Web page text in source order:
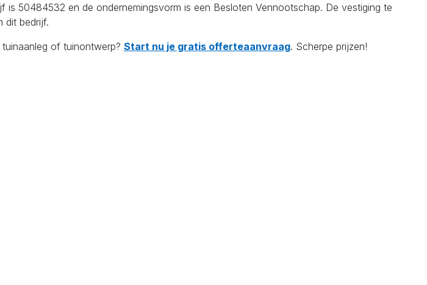
50484532 en de ondernemingsvorm is een Besloten Vennootschap. De vestiging te
dit bedrijf.
of tuinontwerp? Start nu je gratis offerteaanvraag. Scherpe prijzen!